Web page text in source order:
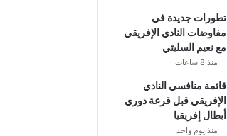
تطورات جديدة في
مفاوضات النادي الإفريقي
مع نعيم السليتي
منذ 8 ساعات
قائمة منافسي النادي
الإفريقي قبل قرعة دوري
أبطال إفريقيا
منذ يوم واحد